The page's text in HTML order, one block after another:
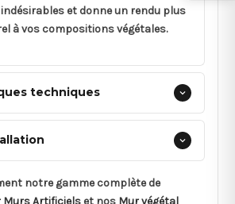
et donne un rendu plus
à vos compositions végétales.
techniques
notre gamme complète de
Murs Artificiels et nos Mur végétal